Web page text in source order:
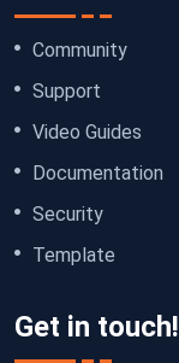
Community
Support
Video Guides
Documentation
Security
Template
Get in touch!